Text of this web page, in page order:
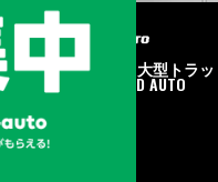
中古トラック・大型トラッ
ク販売はART FRIEND AUTO